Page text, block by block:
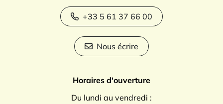
+33 5 61 37 66 00
Nous écrire
Horaires d'ouverture
Du lundi au vendredi :